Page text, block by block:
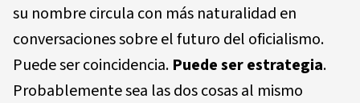
su nombre circula con más naturalidad en
conversaciones sobre el futuro del oficialismo.
Puede ser coincidencia. Puede ser estrategia.
Probablemente sea las dos cosas al mismo